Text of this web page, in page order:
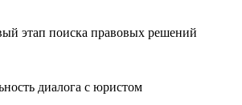
этап поиска правовых решений
диалога с юристом